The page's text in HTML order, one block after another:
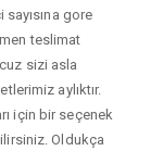
gore
teslimat
sizi asla
aylıktır.
için bir seçenek
Oldukça